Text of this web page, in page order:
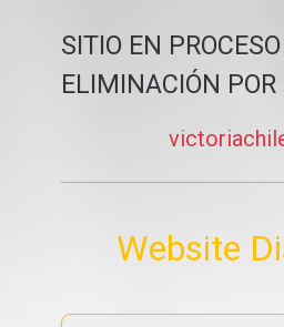
SITIO EN
ELIMINACIÓN POR
Website